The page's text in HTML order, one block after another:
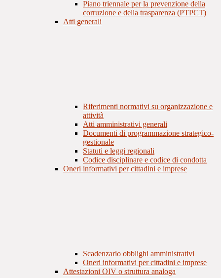
Piano triennale per la prevenzione della
corruzione e della trasparenza (PTPCT)
Atti generali
Riferimenti normativi su organizzazione e
attività
Atti amministrativi generali
Documenti di programmazione strategico-
gestionale
Statuti e leggi regionali
Codice disciplinare e codice di condotta
Oneri informativi per cittadini e imprese
Scadenzario obblighi amministrativi
Oneri informativi per cittadini e imprese
Attestazioni OIV o struttura analoga